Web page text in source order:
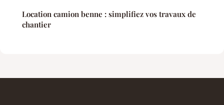
Location camion benne : simplifiez vos travaux de
chantier